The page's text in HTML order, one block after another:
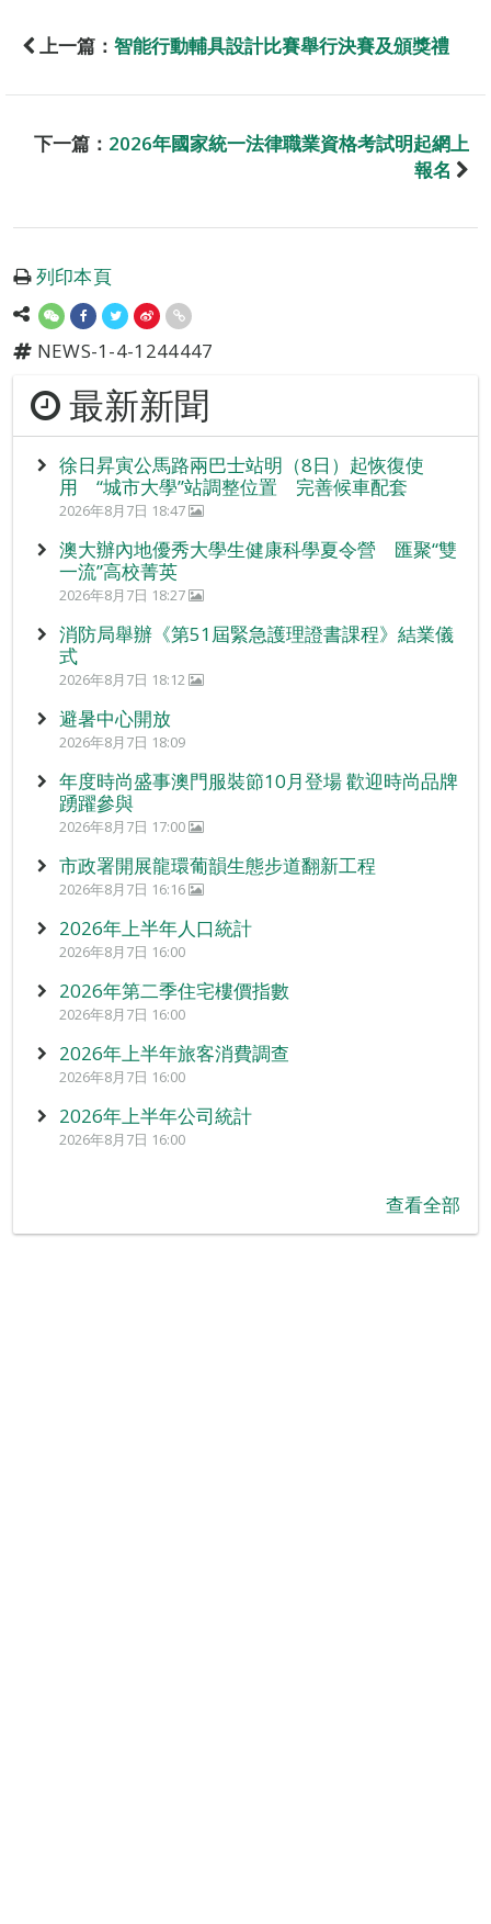
上一篇： 智能行動輔具設計比賽舉行決賽及頒獎禮
下一篇： 2026年國家統一法律職業資格考試明起網上
報名
列印本頁
NEWS-1-4-1244447
最新新聞
徐日昇寅公馬路兩巴士站明（8日）起恢復使
用 “城市大學”站調整位置 完善候車配套
2026年8月7日 18:47
澳大辦內地優秀大學生健康科學夏令營 匯聚“雙
一流”高校菁英
2026年8月7日 18:27
消防局舉辦《第51屆緊急護理證書課程》結業儀
式
2026年8月7日 18:12
避暑中心開放
2026年8月7日 18:09
年度時尚盛事澳門服裝節10月登場 歡迎時尚品牌
踴躍參與
2026年8月7日 17:00
市政署開展龍環葡韻生態步道翻新工程
2026年8月7日 16:16
2026年上半年人口統計
2026年8月7日 16:00
2026年第二季住宅樓價指數
2026年8月7日 16:00
2026年上半年旅客消費調查
2026年8月7日 16:00
2026年上半年公司統計
2026年8月7日 16:00
查看全部